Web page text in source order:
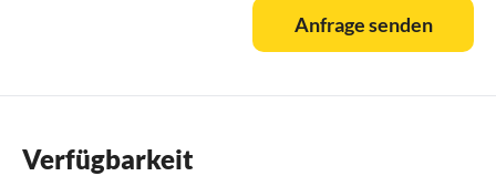
Anfrage senden
Verfügbarkeit